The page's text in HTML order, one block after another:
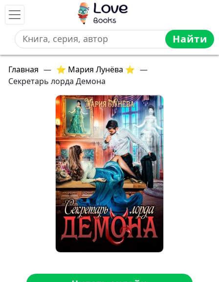
Найти
Главная — ⭐ Мария Лунёва ⭐ —
Секретарь лорда Демона